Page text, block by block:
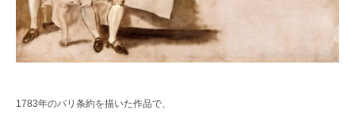
1783年のパリ条約を描いた作品で、